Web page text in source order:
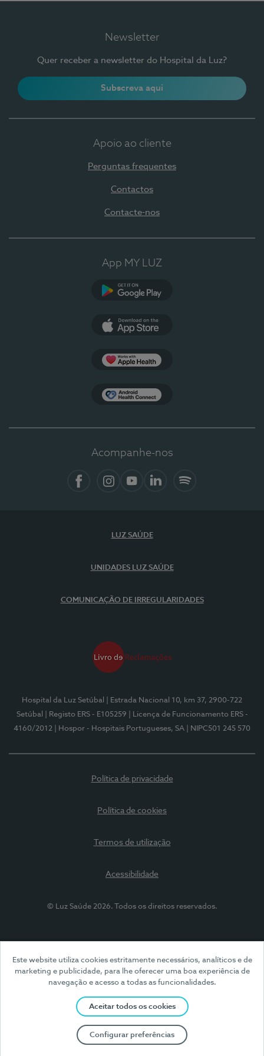
Este website utiliza cookies estritamente necessários, analíticos e de
marketing e publicidade, para lhe oferecer uma boa experiência de
navegação e acesso a todas as funcionalidades.
Aceitar todos os cookies
Configurar preferências
Newsletter
Quer receber a newsletter do Hospital da Luz?
Subscreva aqui
Apoio ao cliente
Perguntas frequentes
Contactos
Contacte-nos
App MY LUZ
Acompanhe-nos
LUZ SAÚDE
UNIDADES LUZ SAÚDE
COMUNICAÇÃO DE IRREGULARIDADES
Hospital da Luz Setúbal
| Estrada Nacional 10, km 37, 2900-722
Setúbal
| Registo ERS - E105259
| Licença de Funcionamento ERS -
4160/2012
| Hospor - Hospitais Portugueses, SA | NIPC501 245 570
Política de privacidade
Política de cookies
Termos de utilização
Acessibilidade
© Luz Saúde 2026. Todos os direitos reservados.